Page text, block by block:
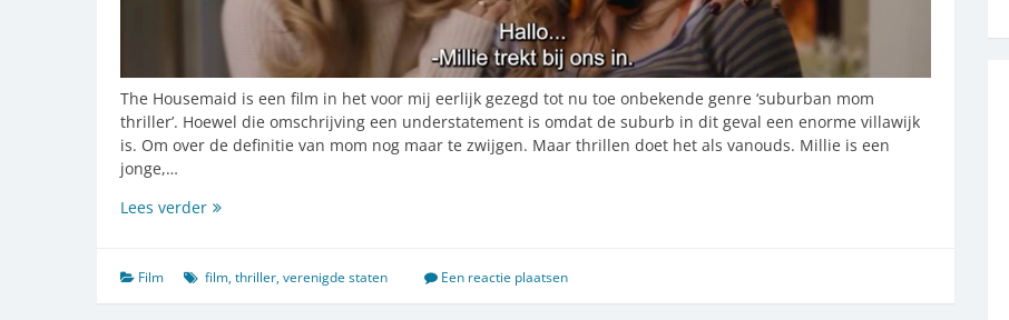
The Housemaid is een film in het voor mij eerlijk gezegd tot nu toe onbekende genre ‘suburban mom
thriller’. Hoewel die omschrijving een understatement is omdat de suburb in dit geval een enorme villawijk
is. Om over de definitie van mom nog maar te zwijgen. Maar thrillen doet het als vanouds. Millie is een
jonge,…
Lees verderLekker
je
het
Film film,thriller,verenigde staten Een reactie plaatsen